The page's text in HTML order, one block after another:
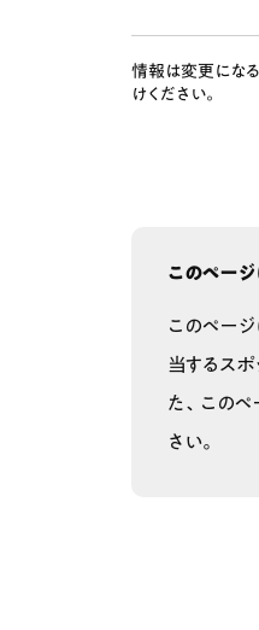
情報は変更にな
けください。
このペー
このペー
当するス
た、この
さい。